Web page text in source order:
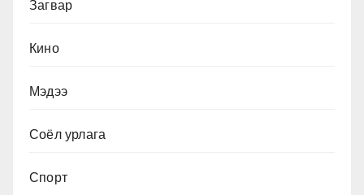
Загвар
Кино
Мэдээ
Соёл урлага
Спорт